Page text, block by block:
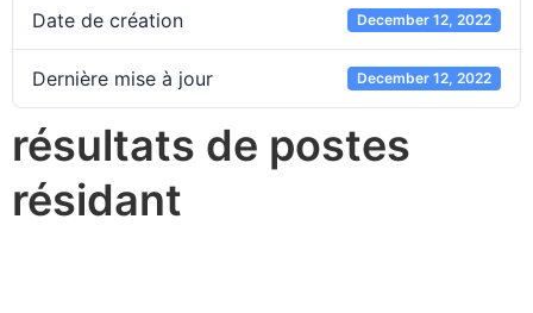
Date de création December 12, 2022
Dernière mise à jour December 12, 2022
résultats de postes
résidant